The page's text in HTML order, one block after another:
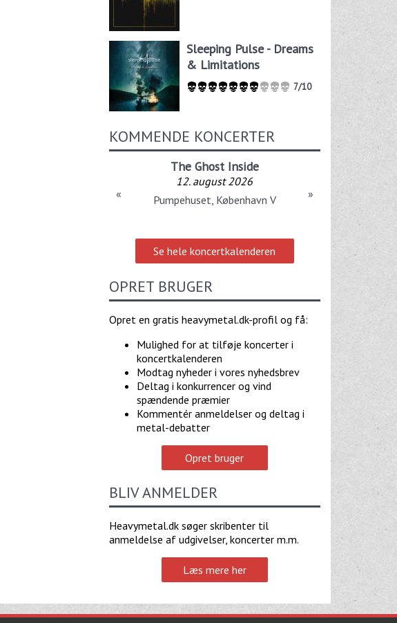
Sleeping Pulse - Dreams
& Limitations
7/10
KOMMENDE KONCERTER
The Ghost Inside
12. august 2026
Pumpehuset, København V
« »
Se hele koncertkalenderen
OPRET BRUGER
Opret en gratis heavymetal.dk-profil og få:
Mulighed for at tilføje koncerter i
koncertkalenderen
Modtag nyheder i vores nyhedsbrev
Deltag i konkurrencer og vind
spændende præmier
Kommentér anmeldelser og deltag i
metal-debatter
Opret bruger
BLIV ANMELDER
Heavymetal.dk søger skribenter til
anmeldelse af udgivelser, koncerter m.m.
Læs mere her